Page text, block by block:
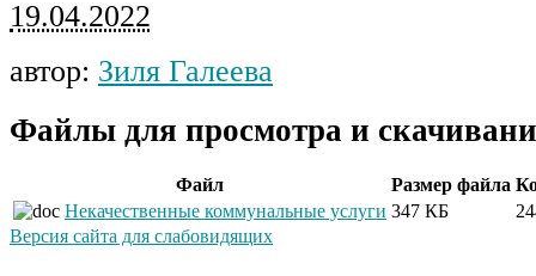
19.04.2022
автор: Зиля Галеева
Файлы для просмотра и
Файл Размер файла
Некачественные коммунальные услуги 347 КБ
Версия сайта для слабовидящих